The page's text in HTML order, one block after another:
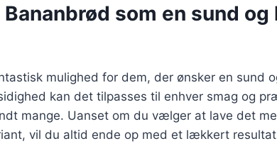
som en sund
mulighed for dem, der ønsker en sund
kan det tilpasses til enhver smag og
mange. Uanset om du vælger at lave det
vil du altid ende op med et lækkert